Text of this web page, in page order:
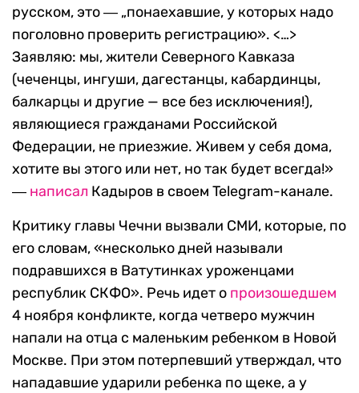
русском, это ― „понаехавшие, у которых надо
поголовно проверить регистрацию». <…>
Заявляю: мы, жители Северного Кавказа
(чеченцы, ингуши, дагестанцы, кабардинцы,
балкарцы и другие — все без исключения!),
являющиеся гражданами Российской
Федерации, не приезжие. Живем у себя дома,
хотите вы этого или нет, но так будет всегда!»
― написал Кадыров в своем Telegram-канале.
Критику главы Чечни вызвали СМИ, которые, по
его словам, «несколько дней называли
подравшихся в Ватутинках уроженцами
республик СКФО». Речь идет о произошедшем
4 ноября конфликте, когда четверо мужчин
напали на отца с маленьким ребенком в Новой
Москве. При этом потерпевший утверждал, что
нападавшие ударили ребенка по щеке, а у